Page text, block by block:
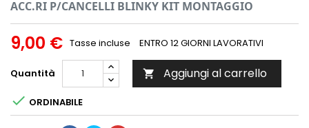
ACC.RI P/CANCELLI BLINKY KIT MONTAGGIO
9,00 € Tasse incluse ENTRO 12 GIORNI LAVORATIVI
Quantità  Aggiungi al carrello
 ORDINABILE